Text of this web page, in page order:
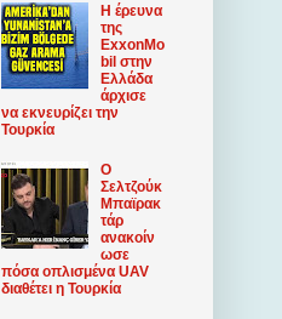
Η έρευνα
της
ExxonMo
bil στην
Ελλάδα
άρχισε
να εκνευρίζει την
Τουρκία
Ο
Σελτζούκ
Μπαϊρακ
τάρ
ανακοίν
ωσε
πόσα οπλισμένα UAV
διαθέτει η Τουρκία